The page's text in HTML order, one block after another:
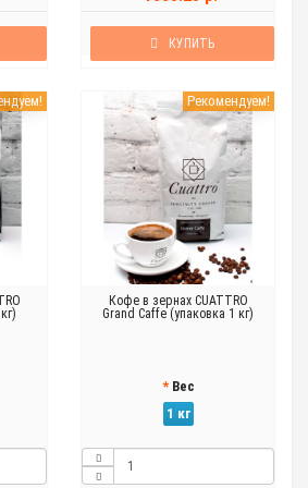
КУПИТЬ
Рекомендуем!
Кофе в зернах CUATTRO
Grand Caffe (упаковка 1 кг)
Вес
1 кг